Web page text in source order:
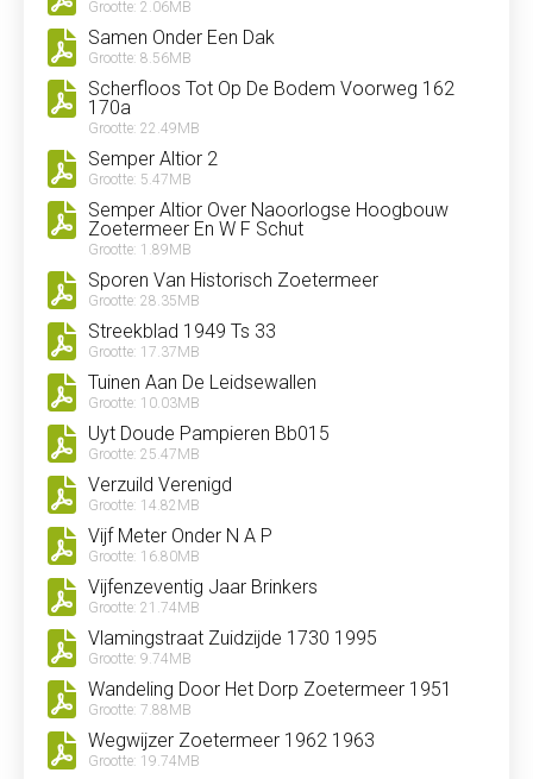
Grootte: 2.06MB
Samen Onder Een Dak
Grootte: 8.56MB
Scherfloos Tot Op De Bodem Voorweg 162
170a
Grootte: 22.49MB
Semper Altior 2
Grootte: 5.47MB
Semper Altior Over Naoorlogse Hoogbouw
Zoetermeer En W F Schut
Grootte: 1.89MB
Sporen Van Historisch Zoetermeer
Grootte: 28.35MB
Streekblad 1949 Ts 33
Grootte: 17.37MB
Tuinen Aan De Leidsewallen
Grootte: 10.03MB
Uyt Doude Pampieren Bb015
Grootte: 25.47MB
Verzuild Verenigd
Grootte: 14.82MB
Vijf Meter Onder N A P
Grootte: 16.80MB
Vijfenzeventig Jaar Brinkers
Grootte: 21.74MB
Vlamingstraat Zuidzijde 1730 1995
Grootte: 9.74MB
Wandeling Door Het Dorp Zoetermeer 1951
Grootte: 7.88MB
Wegwijzer Zoetermeer 1962 1963
Grootte: 19.74MB